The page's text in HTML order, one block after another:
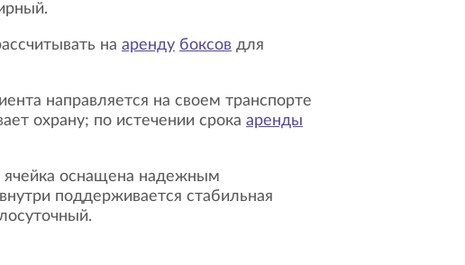
на аренду боксов для
охрану; по истечении срока аренды
оснащена надежным
поддерживается стабильная